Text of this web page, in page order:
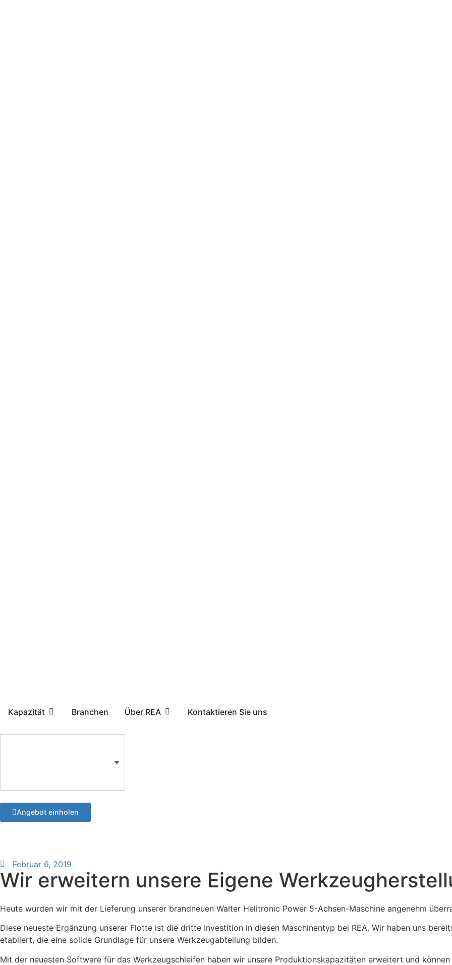
Kapazität Branchen Über REA Kontaktieren Sie uns
Angebot einholen
Februar 6, 2019
Wir erweitern unsere Eigene
Heute wurden wir mit der Lieferung unserer brandneuen Walter Helitronic Power 5-Achsen-Maschine angenehm
Diese neueste Ergänzung unserer Flotte ist die dritte Investition in diesen Maschinentyp bei REA. Wir haben uns
etabliert, die eine solide Grundlage für unsere Werkzeugabteilung bilden.
Mit der neuesten Software für das Werkzeugschleifen haben wir unsere Produktionskapazitäten erweitert und